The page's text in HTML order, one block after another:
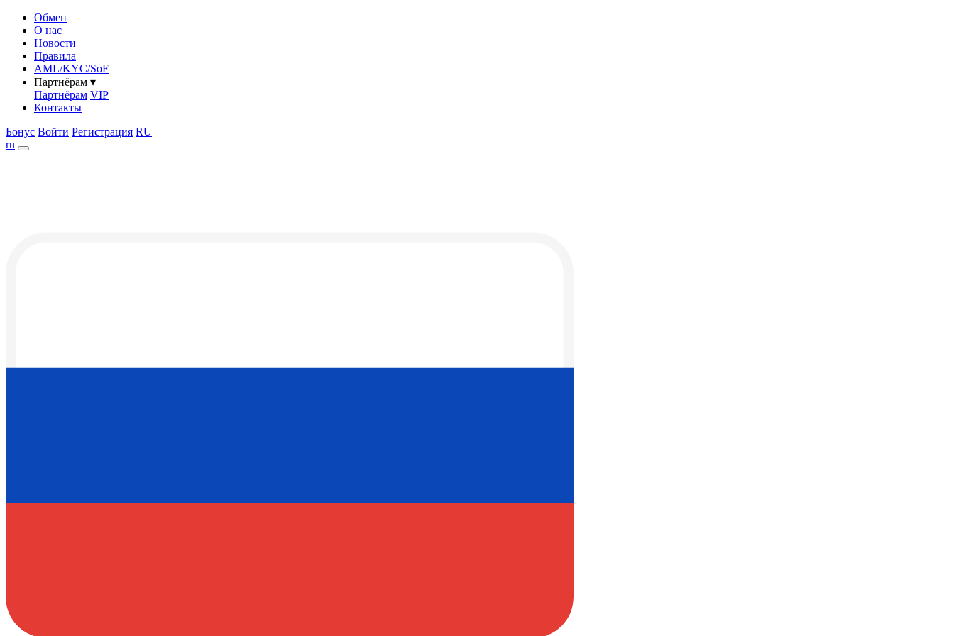
Обмен
О нас
Новости
Правила
AML/KYC/SoF
Партнёрам ▾
Партнёрам VIP
Контакты
Бонус Войти Регистрация RU
ru